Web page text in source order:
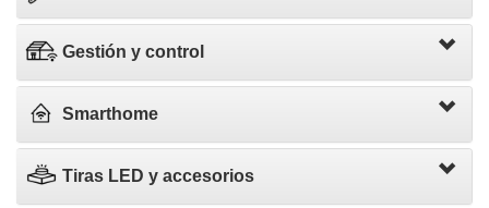
Gestión y control
Smarthome
Tiras LED y accesorios